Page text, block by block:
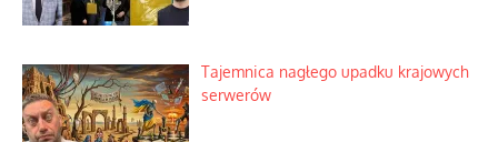
Tajemnica nagłego upadku krajowych
serwerów